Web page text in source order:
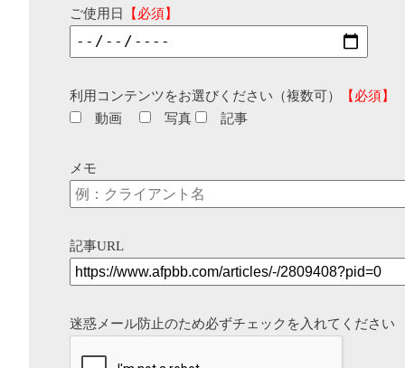
ご使用日 【必須】
利用コンテンツをお選びください（複数可）
【必須】
動画
写真 記事
メモ
記事URL
迷惑メール防止のため必ずチェックを入れてください